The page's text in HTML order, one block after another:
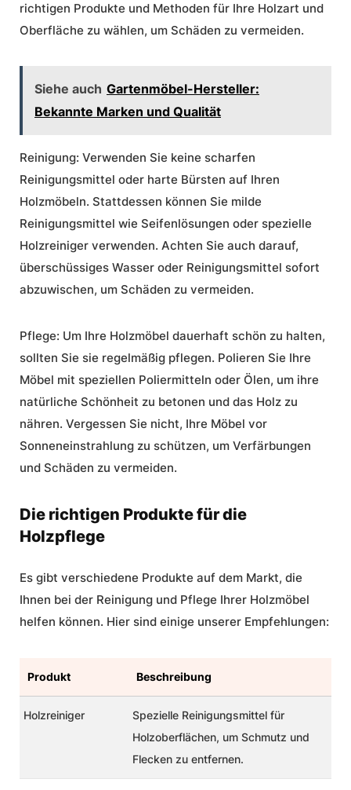
richtigen Produkte und Methoden für Ihre Holzart und
Oberfläche zu wählen, um Schäden zu vermeiden.
Siehe auch Gartenmöbel-Hersteller:
Bekannte Marken und Qualität
Reinigung: Verwenden Sie keine scharfen
Reinigungsmittel oder harte Bürsten auf Ihren
Holzmöbeln. Stattdessen können Sie milde
Reinigungsmittel wie Seifenlösungen oder spezielle
Holzreiniger verwenden. Achten Sie auch darauf,
überschüssiges Wasser oder Reinigungsmittel sofort
abzuwischen, um Schäden zu vermeiden.
Pflege: Um Ihre Holzmöbel dauerhaft schön zu halten,
sollten Sie sie regelmäßig pflegen. Polieren Sie Ihre
Möbel mit speziellen Poliermitteln oder Ölen, um ihre
natürliche Schönheit zu betonen und das Holz zu
nähren. Vergessen Sie nicht, Ihre Möbel vor
Sonneneinstrahlung zu schützen, um Verfärbungen
und Schäden zu vermeiden.
Die richtigen Produkte für die
Holzpflege
Es gibt verschiedene Produkte auf dem Markt, die
Ihnen bei der Reinigung und Pflege Ihrer Holzmöbel
helfen können. Hier sind einige unserer Empfehlungen:
Produkt Beschreibung
Holzreiniger
Spezielle Reinigungsmittel für
Holzoberflächen, um Schmutz und
Flecken zu entfernen.